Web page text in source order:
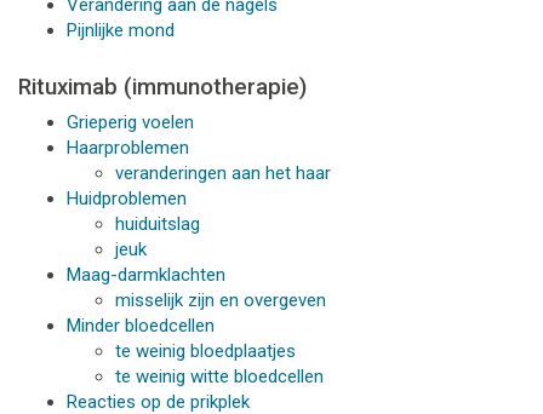
Verandering aan de nagels
Pijnlijke mond
Rituximab (immunotherapie)
Grieperig voelen
Haarproblemen
veranderingen aan het haar
Huidproblemen
huiduitslag
jeuk
Maag-darmklachten
misselijk zijn en overgeven
Minder bloedcellen
te weinig bloedplaatjes
te weinig witte bloedcellen
Reacties op de prikplek